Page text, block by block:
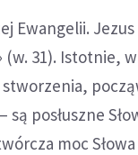
Ewangelii.
31). Istotnie,
stworzenia,
posłuszne
moc